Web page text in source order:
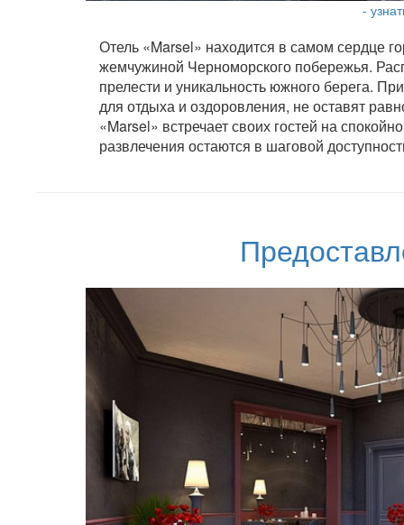
-
Отель «Marsel» находится в самом сердце
жемчужиной Черноморского побережья.
прелести и уникальность южного берега.
для отдыха и оздоровления, не оставят
«Marsel» встречает своих гостей на
развлечения остаются в шаговой